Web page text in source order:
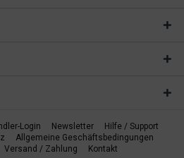
Login Newsletter
Hilfe / Support
Allgemeine Geschäftsbedingungen
Versand / Zahlung Kontakt